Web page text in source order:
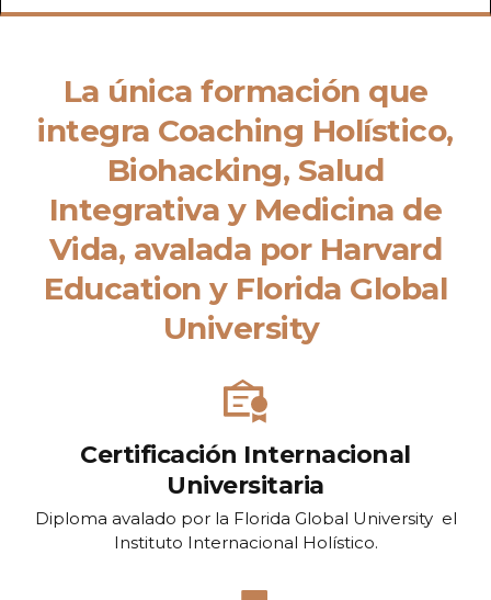
La única formación que
integra Coaching Holístico,
Biohacking, Salud
Integrativa y Medicina de
Vida, avalada por Harvard
Education y Florida Global
University
Certificación Internacional
Universitaria
Diploma avalado por la Florida Global University el
Instituto Internacional Holístico.